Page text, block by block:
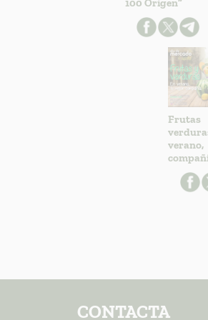
100 Origen”
CONTACTA